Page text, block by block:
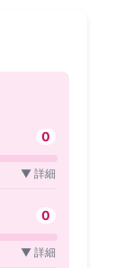
0
▼ 詳細
0
▼ 詳細